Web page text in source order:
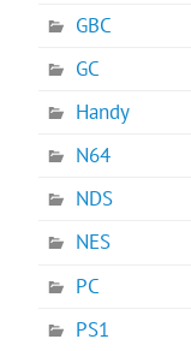
GBC
GC
Handy
N64
NDS
NES
PC
PS1